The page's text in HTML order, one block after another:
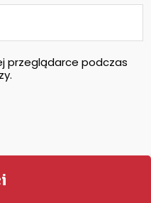
przeglądarce podczas